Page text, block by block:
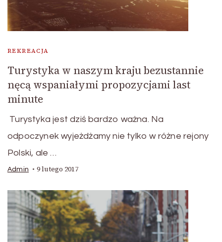
REKREACJA
Turystyka w naszym kraju bezustannie
nęcą wspaniałymi propozycjami last
minute
Turystyka jest dziś bardzo ważna. Na
odpoczynek wyjeżdżamy nie tylko w różne rejony
Polski, ale …
Admin 9 lutego 2017